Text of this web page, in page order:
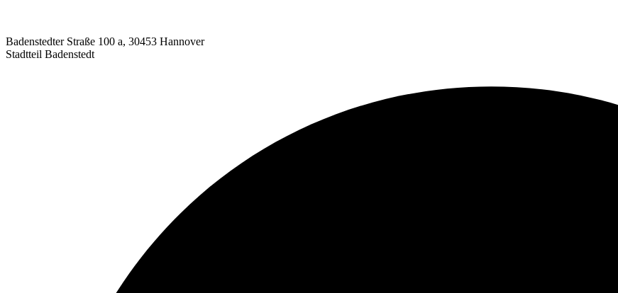
Badenstedter Straße 100 a, 30453 Hannover
Stadtteil Badenstedt